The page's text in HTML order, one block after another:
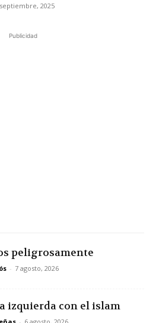
2025
Publicidad
peligrosamente
- 7 agosto, 2026
izquierda con el islam